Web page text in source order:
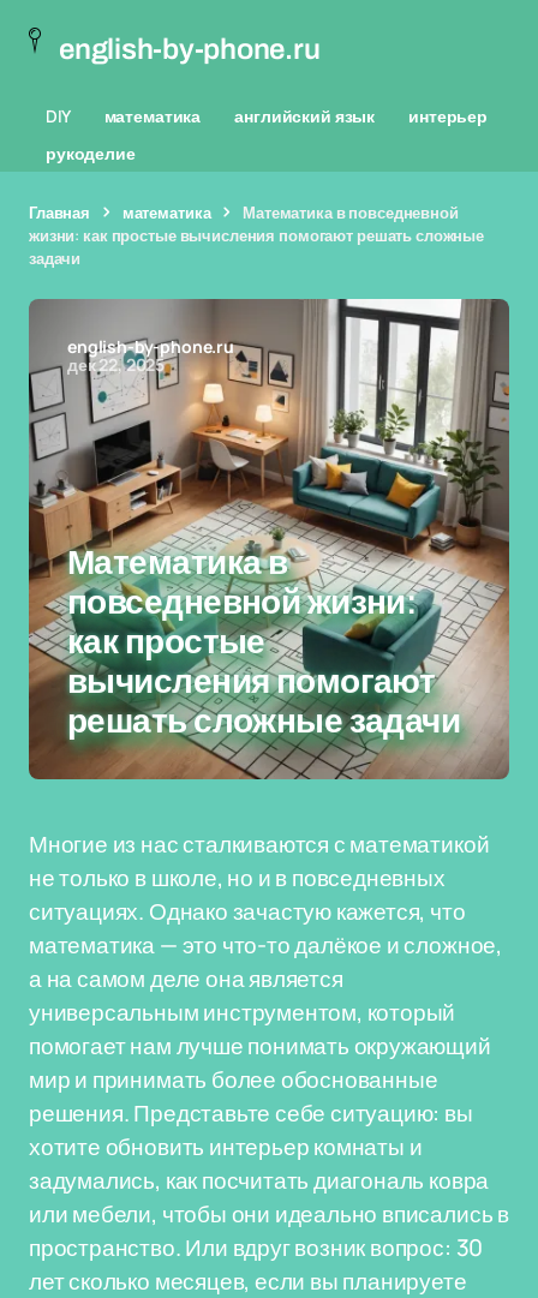
english-by-phone.ru
DIY математика английский язык
интерьер
рукоделие
Главная математика
Математика в повседневной
жизни: как простые вычисления помогают решать сложные
задачи
english-by-phone.ru
дек 22, 2025
Математика в
повседневной жизни:
как простые
вычисления помогают
решать сложные задачи
Многие из нас сталкиваются с математикой
не только в школе, но и в повседневных
ситуациях. Однако зачастую кажется, что
математика — это что-то далёкое и сложное,
а на самом деле она является
универсальным инструментом, который
помогает нам лучше понимать окружающий
мир и принимать более обоснованные
решения. Представьте себе ситуацию: вы
хотите обновить интерьер комнаты и
задумались, как посчитать диагональ ковра
или мебели, чтобы они идеально вписались в
пространство. Или вдруг возник вопрос: 30
лет сколько месяцев, если вы планируете